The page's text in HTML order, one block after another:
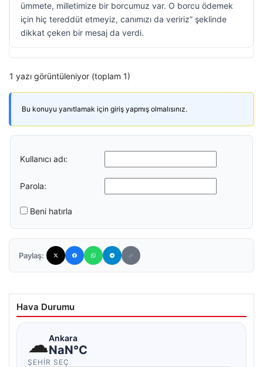
ümmete, milletimize bir borcumuz var. O borcu ödemek
için hiç tereddüt etmeyiz, canımızı da veririz” şeklinde
dikkat çeken bir mesaj da verdi.
1 yazı görüntüleniyor (toplam 1)
Bu konuyu yanıtlamak için giriş yapmış olmalısınız.
Kullanıcı adı:
Parola:
Beni hatırla
Paylaş:
Hava Durumu
☁Ankara
NaN°C
ŞEHIR SEÇ